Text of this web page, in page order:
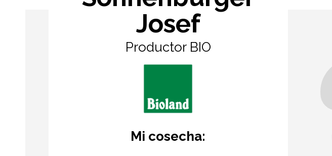
Josef
Productor BIO
Mi cosecha: